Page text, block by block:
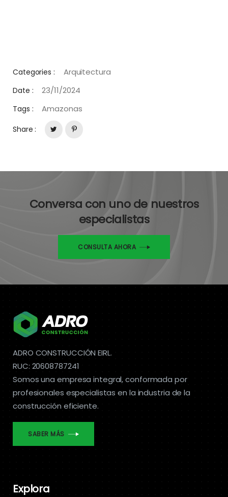
Categories : Arquitectura
Date : 23/11/2024
Tags : Amazonas
Share :
Conversa con uno de nuestros
especialistas
CONSULTA AHORA
ADRO CONSTRUCCIÓN EIRL.
RUC: 20608787241
Somos una empresa integral, conformada por
profesionales especialistas en la industria de la
construcción eficiente.
SABER MÁS
Explora